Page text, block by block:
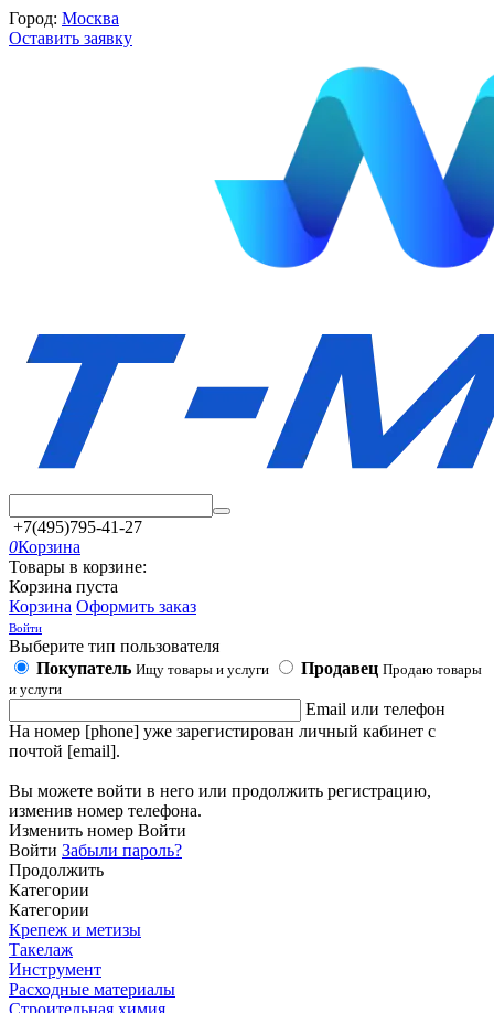
Город: Москва
Оставить заявку
+7(495)795-41-27
0Корзина
Товары в корзине:
Корзина пуста
Корзина Оформить заказ
Войти
Выберите тип пользователя
Покупатель Ищу товары и услуги Продавец Продаю товары
и услуги
Email или телефон
На номер [phone] уже зарегистирован личный кабинет с
почтой [email].
Вы можете войти в него или продолжить регистрацию,
изменив номер телефона.
Изменить номер Войти
Войти Забыли пароль?
Продолжить
Категории
Категории
Крепеж и метизы
Такелаж
Инструмент
Расходные материалы
Строительная химия